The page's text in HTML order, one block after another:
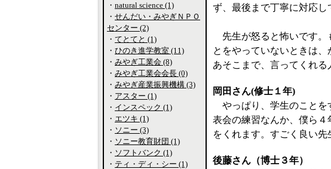
ず、最後まで丁寧に対応し
先生が怒ると怖いです。
とをやっていないときは
あそこまで、言ってくれる
岡田さん(修士１年)
やっぱり、学生のことを
表会の練習なんか、僕ら
をくれます。すごく良い先
後藤さん（博士３年）
・ natural science (1)
・ せんだい・みやぎＮＰＯ
センター (2)
・ てとてと (1)
・ ひのき進学教室 (11)
・ みやぎ工業会 (8)
・ みやぎ工業会会長 (0)
・ みやぎ産業振興機構 (3)
・ アスター (1)
・ インスペック (1)
・ エツキ (1)
・ ソニー (3)
・ ソニー教育財団 (1)
・ ソフトバンク (1)
・ ティ・ディ・シー (1)